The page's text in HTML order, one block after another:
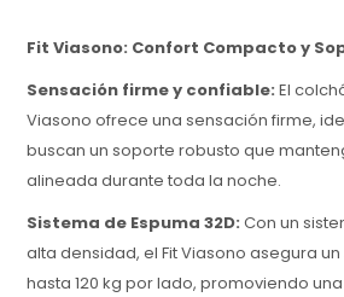
Fit Viasono: Confort Compacto y
Sensación firme y confiable:El
Viasono ofrece una sensación firme,
buscan un soporte robusto que
alineada durante toda la noche.
Sistema de Espuma 32D:Con un
alta densidad, el Fit Viasono asegura
hasta 120 kg por lado, promoviendo